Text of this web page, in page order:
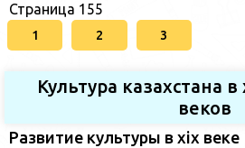
Страница 155
1 2 3
Культура казахстана
веков
Развитие культуры в xix веке